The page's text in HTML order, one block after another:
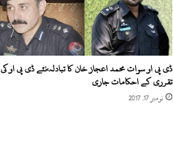
ڈی پی او سوات محمد اعجاز خان کا تبادلہ،نئے ڈی پی او کی
تقرری کے احکامات جاری
نومبر 17, 2017